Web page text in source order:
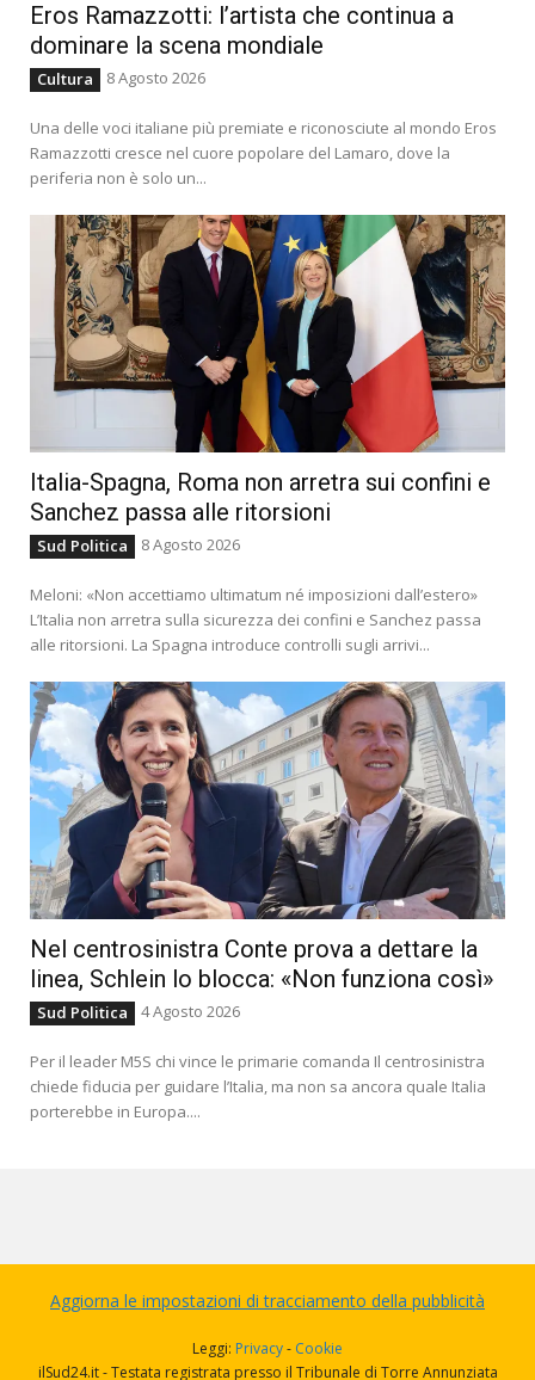
Eros Ramazzotti: l’artista che continua a
dominare la scena mondiale
Cultura 8 Agosto 2026
Una delle voci italiane più premiate e riconosciute al mondo Eros
Ramazzotti cresce nel cuore popolare del Lamaro, dove la
periferia non è solo un...
Italia-Spagna, Roma non arretra sui confini e
Sanchez passa alle ritorsioni
Sud Politica 8 Agosto 2026
Meloni: «Non accettiamo ultimatum né imposizioni dall’estero»
L’Italia non arretra sulla sicurezza dei confini e Sanchez passa
alle ritorsioni. La Spagna introduce controlli sugli arrivi...
Nel centrosinistra Conte prova a dettare la
linea, Schlein lo blocca: «Non funziona così»
Sud Politica 4 Agosto 2026
Per il leader M5S chi vince le primarie comanda Il centrosinistra
chiede fiducia per guidare l’Italia, ma non sa ancora quale Italia
porterebbe in Europa....
Aggiorna le impostazioni di tracciamento della pubblicità
Leggi: Privacy- Cookie
ilSud24.it - Testata registrata presso il Tribunale di Torre Annunziata